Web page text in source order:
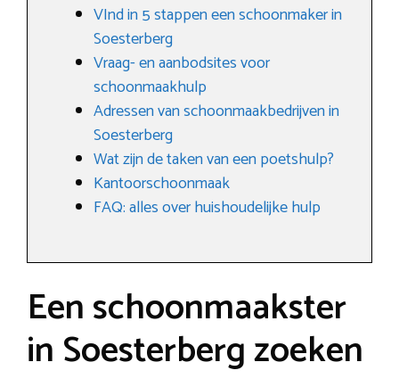
VInd in 5 stappen een schoonmaker in
Soesterberg
Vraag- en aanbodsites voor
schoonmaakhulp
Adressen van schoonmaakbedrijven in
Soesterberg
Wat zijn de taken van een poetshulp?
Kantoorschoonmaak
FAQ: alles over huishoudelijke hulp
Een schoonmaakster
in Soesterberg zoeken